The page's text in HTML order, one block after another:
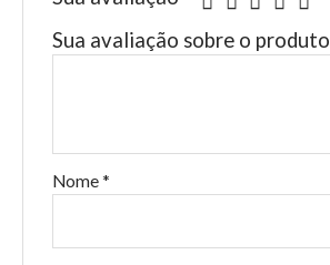
Sua avaliação sobre o produto
Nome *